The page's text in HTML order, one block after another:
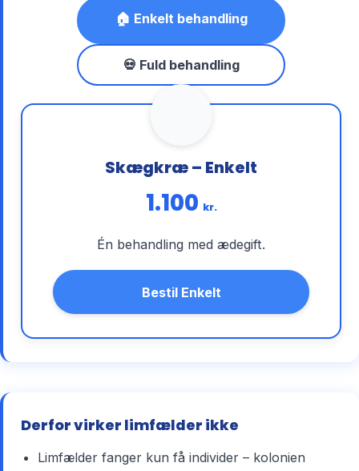
🏠 Enkelt behandling
💀 Fuld behandling
Skægkræ – Enkelt
1.100 kr.
Én behandling med ædegift.
Bestil Enkelt
Derfor virker limfælder ikke
Limfælder fanger kun få individer – kolonien